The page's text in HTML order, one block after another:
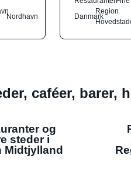
Nordhavn
Danmark
Region
caféer,
og
steder i
Midtjylland